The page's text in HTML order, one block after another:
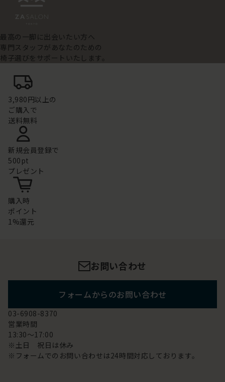
最高の一脚に出会いたい方へ
専門スタッフがあなたのための
椅子選びをサポートいたします。
3,980円以上の
ご購入で
送料無料
新規会員登録で
500pt
プレゼント
購入時
ポイント
1%還元
お問い合わせ
フォームからのお問い合わせ
03-6908-8370
営業時間
13:30～17:00
※土日 祝日は休み
※フォームでのお問い合わせは24時間対応しております。